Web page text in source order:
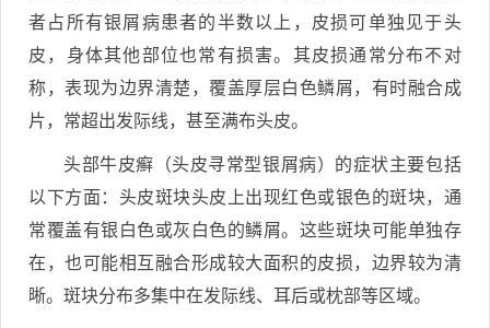
者占所有银屑病患者的半数以上，皮损可单独见于头
皮，身体其他部位也常有损害。其皮损通常分布不对
称，表现为边界清楚，覆盖厚层白色鳞屑，有时融合成
片，常超出发际线，甚至满布头皮。
头部牛皮癣（头皮寻常型银屑病）的症状主要包括
以下方面：头皮斑块头皮上出现红色或银色的斑块，通
常覆盖有银白色或灰白色的鳞屑。这些斑块可能单独存
在，也可能相互融合形成较大面积的皮损，边界较为清
晰。斑块分布多集中在发际线、耳后或枕部等区域。